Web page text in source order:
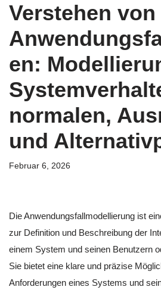
Verstehen von
en:
normalen,
und
Februar 6, 2026
Die Anwendungsfallmodellierung ist
zur Definition und Beschreibung der
einem System und seinen Benutzern
Sie bietet eine klare und präzise
Anforderungen eines Systems und